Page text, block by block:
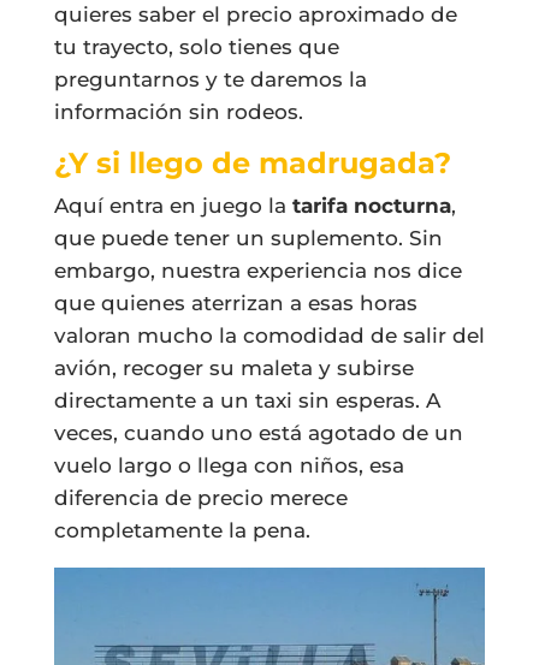
quieres saber el precio aproximado de
tu trayecto, solo tienes que
preguntarnos y te daremos la
información sin rodeos.
¿Y si llego de madrugada?
Aquí entra en juego la tarifa nocturna,
que puede tener un suplemento. Sin
embargo, nuestra experiencia nos dice
que quienes aterrizan a esas horas
valoran mucho la comodidad de salir del
avión, recoger su maleta y subirse
directamente a un taxi sin esperas. A
veces, cuando uno está agotado de un
vuelo largo o llega con niños, esa
diferencia de precio merece
completamente la pena.